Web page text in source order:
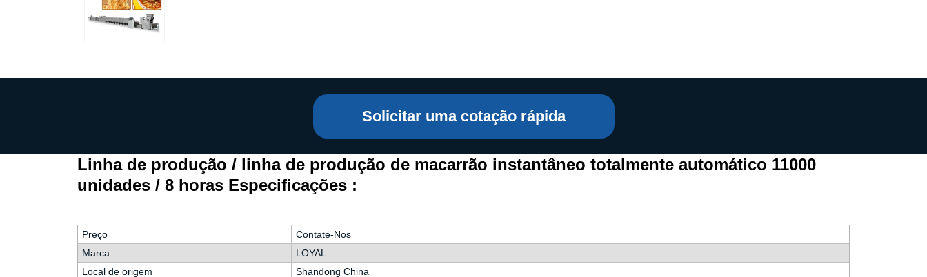
Solicitar uma cotação rápida
Linha de produção / linha de produção de macarrão instantâneo totalmente automático 11000
unidades / 8 horas Especificações :
Preço
Contate-Nos
Marca
LOYAL
Local de origem
Shandong China